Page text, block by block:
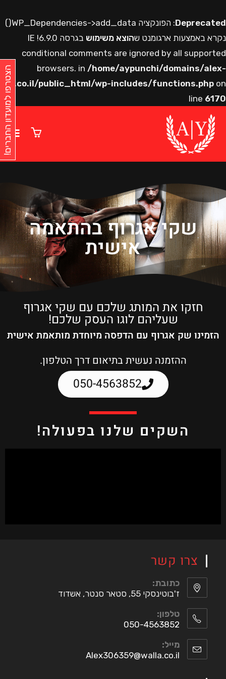
Deprecated
: הפונקציה WP_Dependencies->add_data()
נקרא באמצעות ארגומנט שהוצא משימוש
בגרסה 6.9.0! IE
conditional comments are ignored by all supported
browsers. in /home/aypunchi/domains/alex-
y.co.il/public_html/wp-includes/functions.php on
line 6170
שקי אגרוף בהתאמה
אישית
חזקו את המותג שלכם עם שקי אגרוף
שעליהם לוגו העסק שלכם!
הזמינו שק אגרוף עם הדפסה מיוחדת מותאמת אישית
ההזמנה נעשית בתיאום דרך הטלפון.
050-4563852
השקים שלנו בפעולה!
צרו קשר
כתובת:
ז'בוטינסקי 55, סטאר סנטר, אשדוד
טלפון:
050-4563852
מייל:
Alex306359@walla.co.il
הצטרפו למועדון החברים!